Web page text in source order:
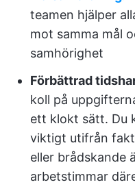
teamen hjälper
mot samma mål
samhörighet
Förbättrad
koll på
ett klokt sätt. Du
viktigt utifrån
eller brådskande
arbetstimmar